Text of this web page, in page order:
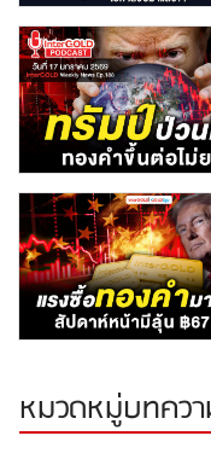
หมวดหมู่บทคว